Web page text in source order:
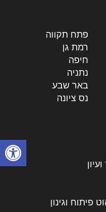
פתח
פתח תקווה
רמת גן
חיפה
נתניה
באר שבע
נס ציונה
פיתוח וגינון